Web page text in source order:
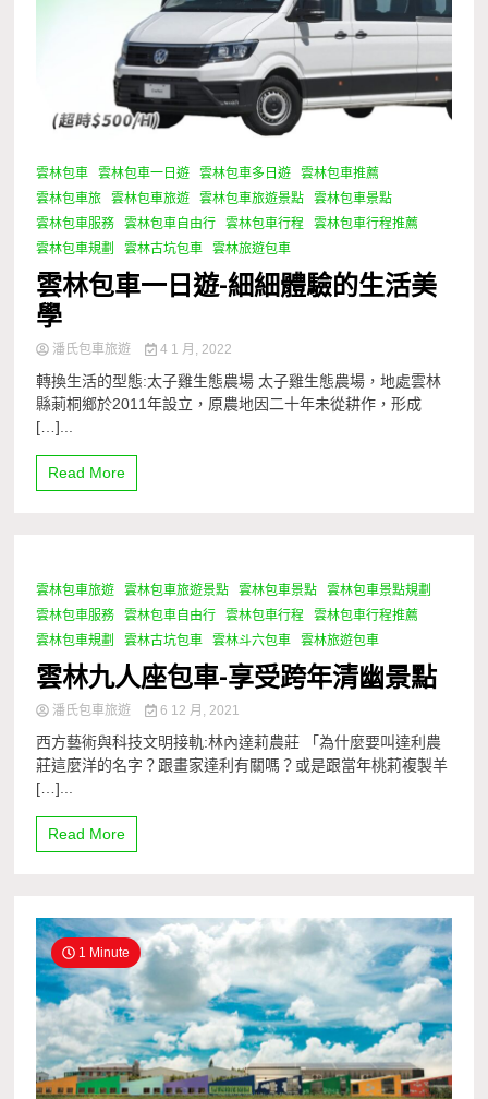
雲林包車 雲林包車一日遊 雲林包車多日遊
雲林包車推薦
雲林包車旅
雲林包車旅遊 雲林包車旅遊景點
雲林包車景點
雲林包車服務
雲林包車自由行 雲林包車行程
雲林包車行程推薦
雲林包車規劃
雲林古坑包車 雲林旅遊包車
雲林包車一日遊-細細體驗的生活美
學
潘氏包車旅遊 4 1 月, 2022
轉換生活的型態:太子雞生態農場 太子雞生態農場，地處雲林
縣莿桐鄉於2011年設立，原農地因二十年未從耕作，形成
[…]...
Read More
1 Minute
雲林包車旅遊 雲林包車旅遊景點 雲林包車景點
雲林包車景點規劃
雲林包車服務
雲林包車自由行 雲林包車行程
雲林包車行程推薦
雲林包車規劃
雲林古坑包車 雲林斗六包車 雲林旅遊包車
雲林九人座包車-享受跨年清幽景點
潘氏包車旅遊 6 12 月, 2021
西方藝術與科技文明接軌:林內達莉農莊 「為什麼要叫達利農
莊這麼洋的名字？跟畫家達利有關嗎？或是跟當年桃莉複製羊
[…]...
Read More
1 Minute